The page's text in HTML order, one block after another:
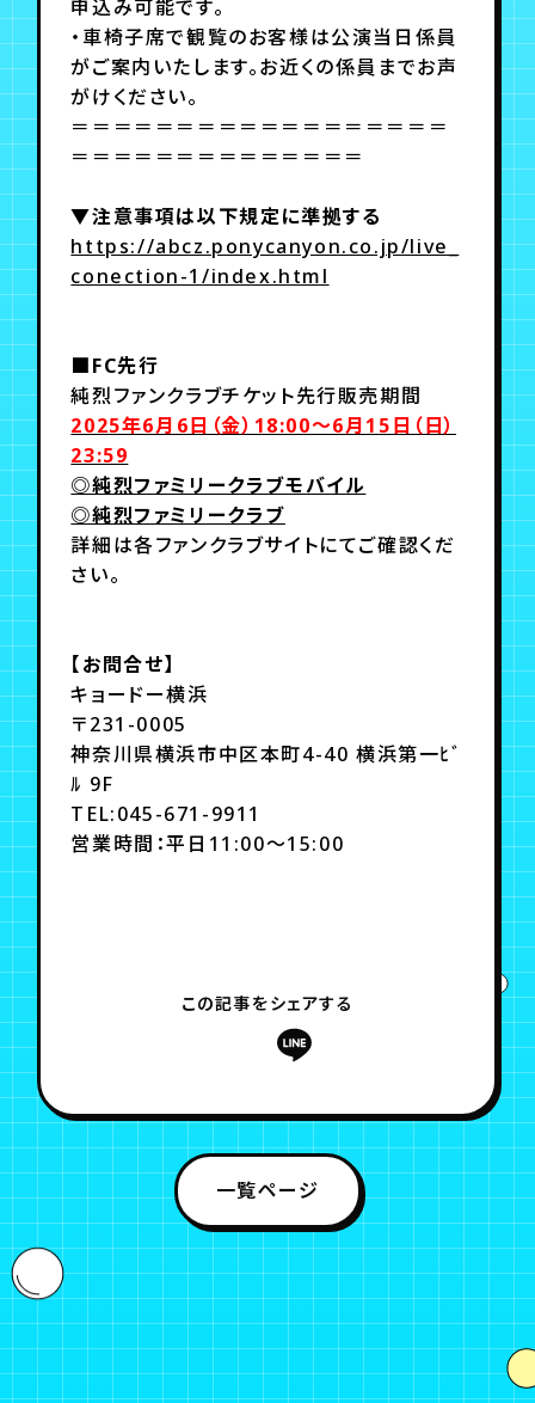
申込み可能です。
・車椅子席で観覧のお客様は公演当日係員
がご案内いたします。お近くの係員までお声
がけください。
＝＝＝＝＝＝＝＝＝＝＝＝＝＝＝＝＝＝
＝＝＝＝＝＝＝＝＝＝＝＝＝＝
▼注意事項は以下規定に準拠する
https://abcz.ponycanyon.co.jp/live_
conection-1/index.html
■FC先行
純烈ファンクラブチケット先行販売期間
2025年6月6日（金）18:00～6月15日（日）
23:59
◎純烈ファミリークラブモバイル
◎純烈ファミリークラブ
詳細は各ファンクラブサイトにてご確認くだ
さい。
【お問合せ】
キョードー横浜
〒231-0005
神奈川県横浜市中区本町4-40 横浜第一ﾋﾞ
ﾙ 9F
TEL:045-671-9911
営業時間：平日11:00～15:00
この記事をシェアする
一覧ページ